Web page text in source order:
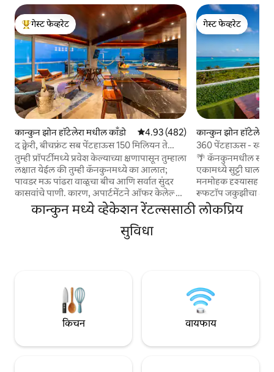
टॉप गेस्ट फेव्हरेट
गेस्ट फेव्हरेट
कान्कुन झोन हॉटेलेरा मधील काँडो 5 पैकी 4.93 सरासरी रेटिंग, 482 रिव्ह्यूज
4.93 (482)
द क्वेरी, बीचफ्रंट सब पेंटहाऊस 150 मिलियन ते
क्लब्ज
तुम्ही प्रॉपर्टीमध्ये प्रवेश केल्याच्या क्षणापासून तुम्हाला
लक्षात येईल की तुम्ही कॅनकुनमध्ये का आलात;
पावडर मऊ पांढरा वाळूचा बीच आणि सर्वात सुंदर
कासवांचे पाणी. कारण, अपार्टमेंटने ऑफर केलेल्या
180डिग्री पॅनोरॅमिक दृश्यांमधून तुम्ही इतकेच पाहू
शकता. कोणताही तपशील वाचला नाही. 2 वर्षांहून
अधिक काळ या प्रकारच्या प्रॉपर्टीचे नूतनीकरण करत
आहे. संपूर्ण नाईटलाईफसाठी फक्त 150 मीटर, 2
अतुलनीय आहे.
गेस्ट फेव्हरेट
गेस्ट फेव्हरेट
कान्कुन झोन हॉटेलेरा
मेंट
360 पेंटहाऊस -
🌴 कॅनकुनमधील
एकामध्ये सुट्टी घालवा. ✨ करिबियन समुद्राच्या
मनमोहक दृश्यासह
रूफटॉप जकुझीचा आनंद घ्या. 🏖️
आणि इस्ला मुजेरेस
कॅनकुनच्या
संपल्यानंतरही बराच
कान्कुन मध्ये व्हेकेशन रेंटल्ससाठी लोकप्रिय
सुविधा
किचन वायफाय